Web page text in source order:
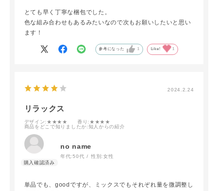
とても早く丁寧な梱包でした。
色な組み合わせもあるみたいなので次もお願いしたいと思い
ます！
参考になった 1 Like! 1
2024.2.24
リラックス
デザイン:★★★★ 香り :★★★★
商品をどこで知りましたか:知人からの紹介
no name
年代:50代 性別:女性
単品でも、goodですが、ミックスでもそれぞれ量を微調整し